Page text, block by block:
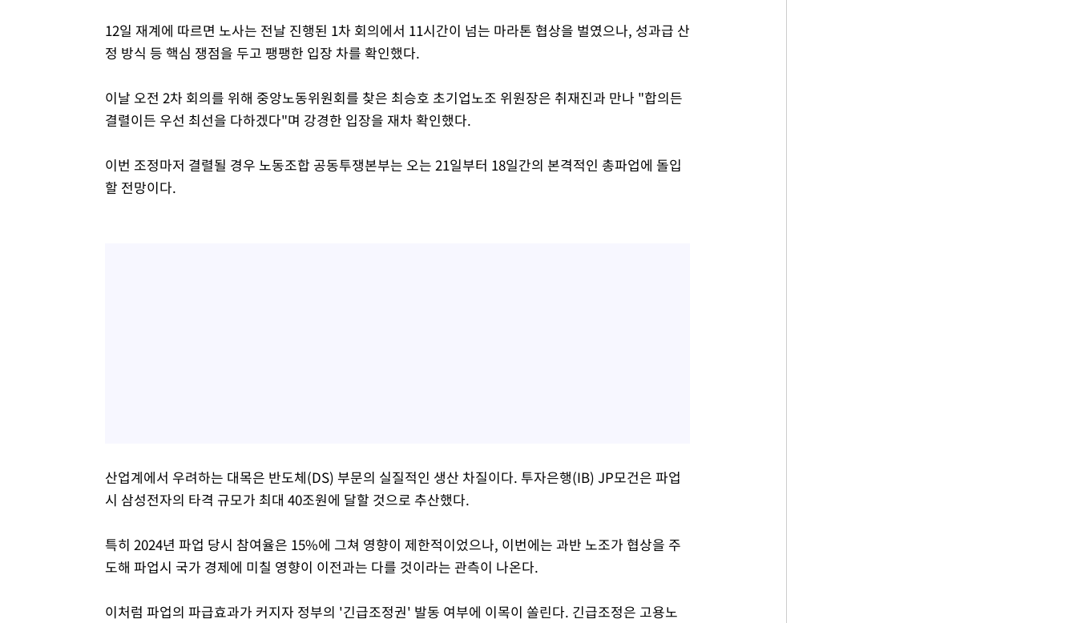
12일 재계에 따르면 노사는 전날 진행된 1차 회의에서 11시간이 넘는 마라톤 협상을 벌였으나, 성과급 산
정 방식 등 핵심 쟁점을 두고 팽팽한 입장 차를 확인했다.
이날 오전 2차 회의를 위해 중앙노동위원회를 찾은 최승호 초기업노조 위원장은 취재진과 만나 "합의든
결렬이든 우선 최선을 다하겠다"며 강경한 입장을 재차 확인했다.
이번 조정마저 결렬될 경우 노동조합 공동투쟁본부는 오는 21일부터 18일간의 본격적인 총파업에 돌입
할 전망이다.
산업계에서 우려하는 대목은 반도체(DS) 부문의 실질적인 생산 차질이다. 투자은행(IB) JP모건은 파업
시 삼성전자의 타격 규모가 최대 40조원에 달할 것으로 추산했다.
특히 2024년 파업 당시 참여율은 15%에 그쳐 영향이 제한적이었으나, 이번에는 과반 노조가 협상을 주
도해 파업시 국가 경제에 미칠 영향이 이전과는 다를 것이라는 관측이 나온다.
이처럼 파업의 파급효과가 커지자 정부의 '긴급조정권' 발동 여부에 이목이 쏠린다. 긴급조정은 고용노